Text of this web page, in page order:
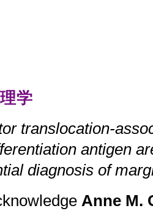
学
translocation-
antigen
diagnosisof
Anne M.